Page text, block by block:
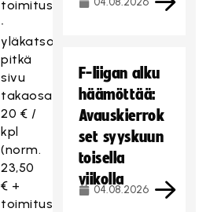
toimitusmaksu)
•
yläkatsomo
pitkä
sivu
takaosa
20 € /
kpl
(norm.
23,50
€ +
toimitusmaksu)
F-liigan alku
häämöttää:
Avauskierrok
set syyskuun
toisella
viikolla
04.08.2026